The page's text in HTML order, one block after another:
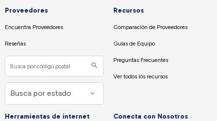
Proveedores
Encuentra Proveedores
Reseñas
Recursos
Comparación de Proveedores
Guías de Equipo
Preguntas Frecuentes
Ver todos los recursos
Herramientas de internet Conecta con Nosotros